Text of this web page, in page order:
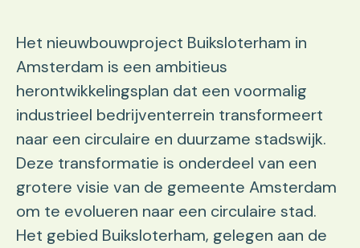
Het nieuwbouwproject Buiksloterham in
Amsterdam is een ambitieus
herontwikkelingsplan dat een voormalig
industrieel bedrijventerrein transformeert
naar een circulaire en duurzame stadswijk.
Deze transformatie is onderdeel van een
grotere visie van de gemeente Amsterdam
om te evolueren naar een circulaire stad.
Het gebied Buiksloterham, gelegen aan de